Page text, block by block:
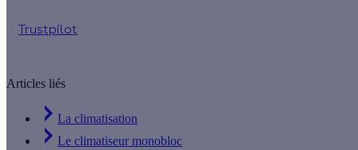
Trustpilot
Articles liés
La climatisation
Le climatiseur monobloc